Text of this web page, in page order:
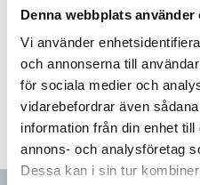
Denna webbplats använder
Vi använder
och annonserna till
för sociala medier och
vidarebefordrar även
information från din enhet
annons- och analysföretag
Dessa kan i sin tur
Tidningen i brevlådan plus
läsning
TVÅ